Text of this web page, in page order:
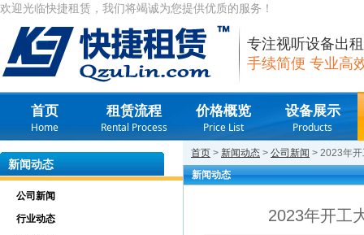
欢迎光临快捷租赁，我们将竭诚为您提供优质的服务！
专注视听设备出租
手续简便 专业高
首页
Home
租赁流程
Rental Process
价格概览
Price List
设备展示
Products
首页 > 新闻动态 > 公司新闻 > 2023年
新闻动态
2023年开工
新闻动态
公司新闻
行业动态